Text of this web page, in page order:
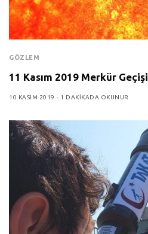
GÖZLEM
11 Kasım 2019 Merkür Geçişi
10 KASIM 2019 1 DAKIKADA OKUNUR